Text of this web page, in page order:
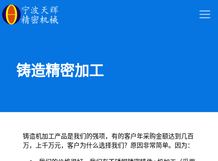
铸造精密加工
铸造机加工产品是我们的强项，有的客户年采购金额达到几百
万，上千万元，客户为什么选择我们？原因非常简单。因为：